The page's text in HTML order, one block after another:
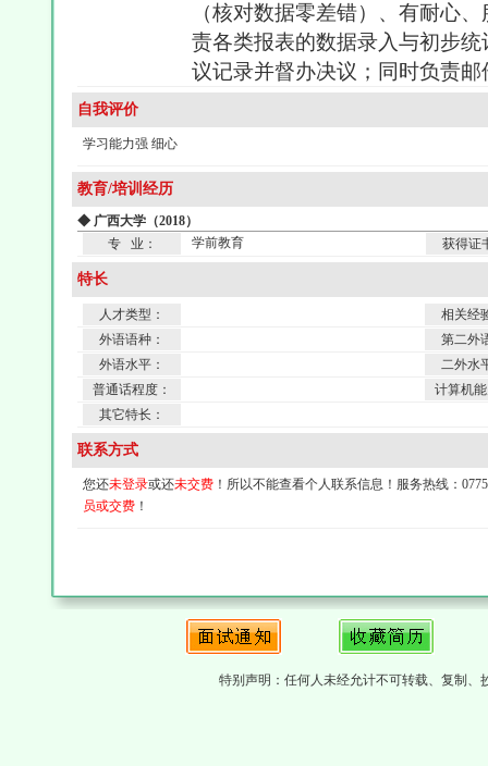
（核对数据零差错）、有耐心
责各类报表的数据录入与初步
议记录并督办决议；同时负责
自我评价
学习能力强 细心
教育/培训经历
◆ 广西大学（2018）
专 业：
学前教育 获得证
特长
人才类型：
相关经
外语语种：
第二外
外语水平：
二外水
普通话程度：
计算机
其它特长：
联系方式
您还未登录或还未交费 ！所以不能查看个人联系信息！服务热线：
员或交费 ！
特别声明：任何人未经允计不可转载、复制